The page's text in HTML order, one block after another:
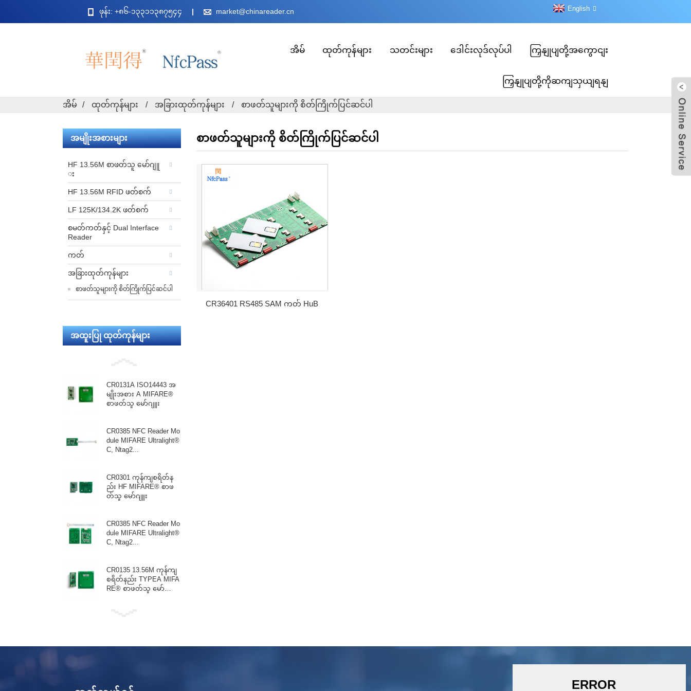
ဖုန်း: +၈၆-၁၃၃၁၁၃၈၇၅၄၄ market@chinareader.cn English
အိမ် ထုတ်ကုန်များ သတင်းများ ဒေါင်းလုဒ်လုပ်ပါ ကြှနျုပျတို့အကွောငျး
ကြှနျုပျတို့ကိုဆကျသှယျရနျ
အိမ် ထုတ်ကုန်များ အခြားထုတ်ကုန်များ စာဖတ်သူများကို စိတ်ကြိုက်ပြင်ဆင်ပါ
အမျိုးအစားများ
HF 13.56M စာဖတ်သူ မော်ဂျူ
း
HF 13.56M RFID ဖတ်စက်
LF 125K/134.2K ဖတ်စက်
စမတ်ကတ်နှင့် Dual Interface
Reader
ကတ်
အခြားထုတ်ကုန်များ
စာဖတ်သူများကို စိတ်ကြိုက်ပြင်ဆင်ပါ
အထူးပြု ထုတ်ကုန်များ
CR0131A ISO14443 အ
မျိုးအစား A MIFARE®
စာဖတ်သူ မော်ဂျူး
CR0385 NFC Reader Mo
dule MIFARE Ultralight®
C, Ntag2...
CR0301 ကုန်ကျစရိတ်န
ည်း HF MIFARE® စာဖ
တ်သူ မော်ဂျူး
CR0385 NFC Reader Mo
dule MIFARE Ultralight®
C, Ntag2...
CR0135 13.56M ကုန်ကျ
စရိတ်နည်း TYPEA MIFA
RE® စာဖတ်သူ မော်ဂျူး
စာဖတ်သူများကို စိတ်ကြိုက်ပြင်ဆင်ပါ
CR36401 RS485 SAM ကတ် HuB